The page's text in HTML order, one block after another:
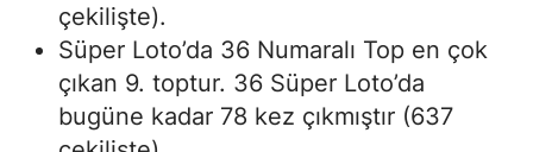
çekilişte).
Süper Loto’da 36 Numaralı Top en çok
çıkan 9. toptur. 36 Süper Loto’da
bugüne kadar 78 kez çıkmıştır (637